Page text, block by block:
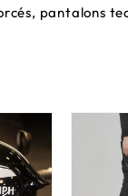
pantalons